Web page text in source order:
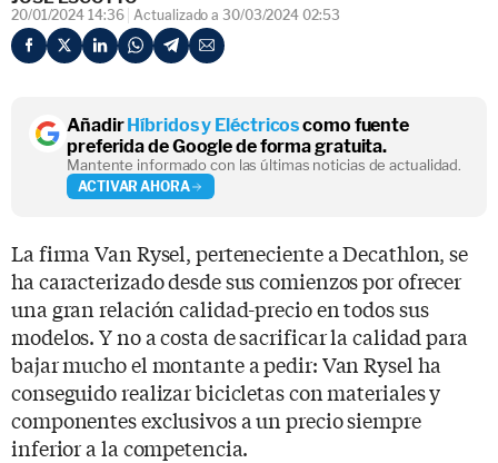
20/01/2024 14:36 Actualizado a 30/03/2024 02:53
AñadirHíbridos y Eléctricoscomo fuente
preferida de Google de forma gratuita.
Mantente informado con las últimas noticias de actualidad.
ACTIVAR AHORA
La firma Van Rysel, perteneciente a Decathlon, se
ha caracterizado desde sus comienzos por ofrecer
una gran relación calidad-precio en todos sus
modelos. Y no a costa de sacrificar la calidad para
bajar mucho el montante a pedir: Van Rysel ha
conseguido realizar bicicletas con materiales y
componentes exclusivos a un precio siempre
inferior a la competencia.